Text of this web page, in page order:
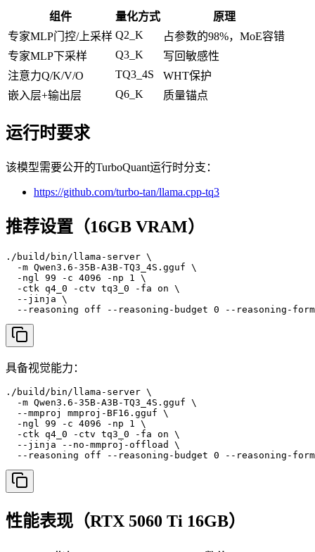
组件 量化方式
原理
专家MLP门控/上采样 Q2_K
占参数的98%，MoE容错
专家MLP下采样
Q3_K
写回敏感性
注意力Q/K/V/O
TQ3_4S
WHT保护
嵌入层+输出层
Q6_K 质量锚点
运行时要求
该模型需要公开的TurboQuant运行时分支：
https://github.com/turbo-tan/llama.cpp-tq3
推荐设置（16GB VRAM）
./build/bin/llama-server \
  -m Qwen3.6-35B-A3B-TQ3_4S.gguf \
  -ngl 99 -c 4096 -np 1 \
  -ctk q4_0 -ctv tq3_0 -fa on \
  --jinja \
--reasoning off --reasoning-budget 0 --reasoning-
具备视觉能力：
./build/bin/llama-server \
  -m Qwen3.6-35B-A3B-TQ3_4S.gguf \
  --mmproj mmproj-BF16.gguf \
  -ngl 99 -c 4096 -np 1 \
  -ctk q4_0 -ctv tq3_0 -fa on \
  --jinja --no-mmproj-offload \
--reasoning off --reasoning-budget 0 --reasoning-
性能表现（RTX 5060 Ti 16GB）